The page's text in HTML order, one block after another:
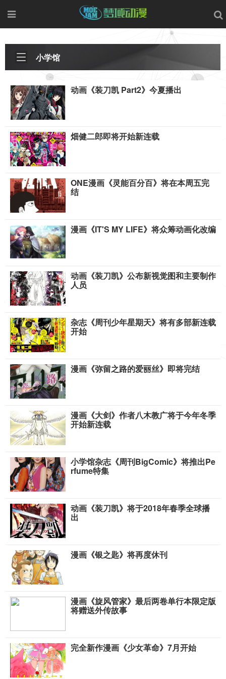
小学馆
动画《装刀凯 Part2》今夏播出
畑健二郎即将开始新连载
ONE漫画《灵能百分百》将在本周五完
结
漫画《IT'S MY LIFE》将众筹动画化改编
动画《装刀凯》公布新视觉图和主要制作
人员
杂志《周刊少年星期天》将有多部新连载
开始
漫画《弥留之路的爱丽丝》即将完结
漫画《大剑》作者八木教广将于今年冬季
开始新连载
小学馆杂志《周刊BigComic》将推出Pe
rfume特集
动画《装刀凯》将于2018年春季全球播
出
漫画《银之匙》将再度休刊
漫画《旋风管家》最后两卷单行本限定版
将赠送外传故事
完全新作漫画《少女革命》7月开始